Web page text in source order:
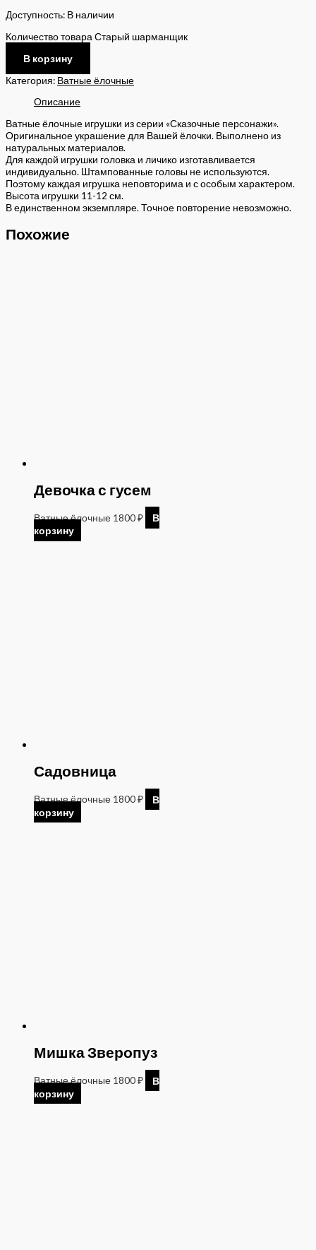
Доступность: В наличии
Количество товара Старый шарманщик
В корзину
Категория: Ватные ёлочные
Описание
Ватные ёлочные игрушки из серии «Сказочные персонажи».
Оригинальное украшение для Вашей ёлочки. Выполнено из
натуральных материалов.
Для каждой игрушки головка и личико изготавливается
индивидуально. Штампованные головы не используются.
Поэтому каждая игрушка неповторима и с особым характером.
Высота игрушки 11-12 см.
В единственном экземпляре. Точное повторение невозможно.
Похожие
Девочка с гусем
Ватные ёлочные 1800₽
В
корзину
Садовница
Ватные ёлочные 1800₽
В
корзину
Мишка Зверопуз
Ватные ёлочные 1800₽
В
корзину